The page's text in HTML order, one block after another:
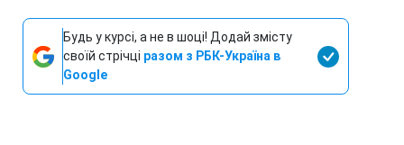
Будь у курсі, а не в шоці! Додай змісту
своїй стрічці разом з РБК-Україна в
Google